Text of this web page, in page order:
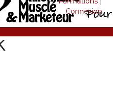
Connexion